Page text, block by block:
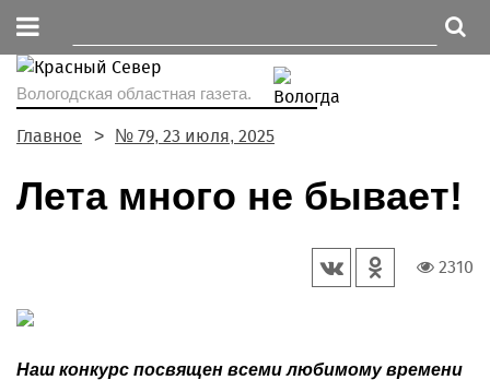
Вологодская областная газета.
Главное № 79, 23 июля, 2025
Лета много не бывает!
2310
Наш конкурс посвящен всеми любимому времени